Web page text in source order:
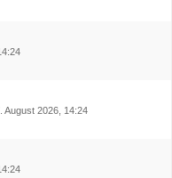
August 2026, 14:24